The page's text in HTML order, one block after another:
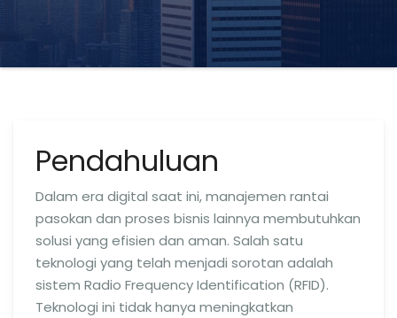
Pendahuluan
Dalam era digital saat ini, manajemen rantai
pasokan dan proses bisnis lainnya membutuhkan
solusi yang efisien dan aman. Salah satu
teknologi yang telah menjadi sorotan adalah
sistem Radio Frequency Identification (RFID).
Teknologi ini tidak hanya meningkatkan